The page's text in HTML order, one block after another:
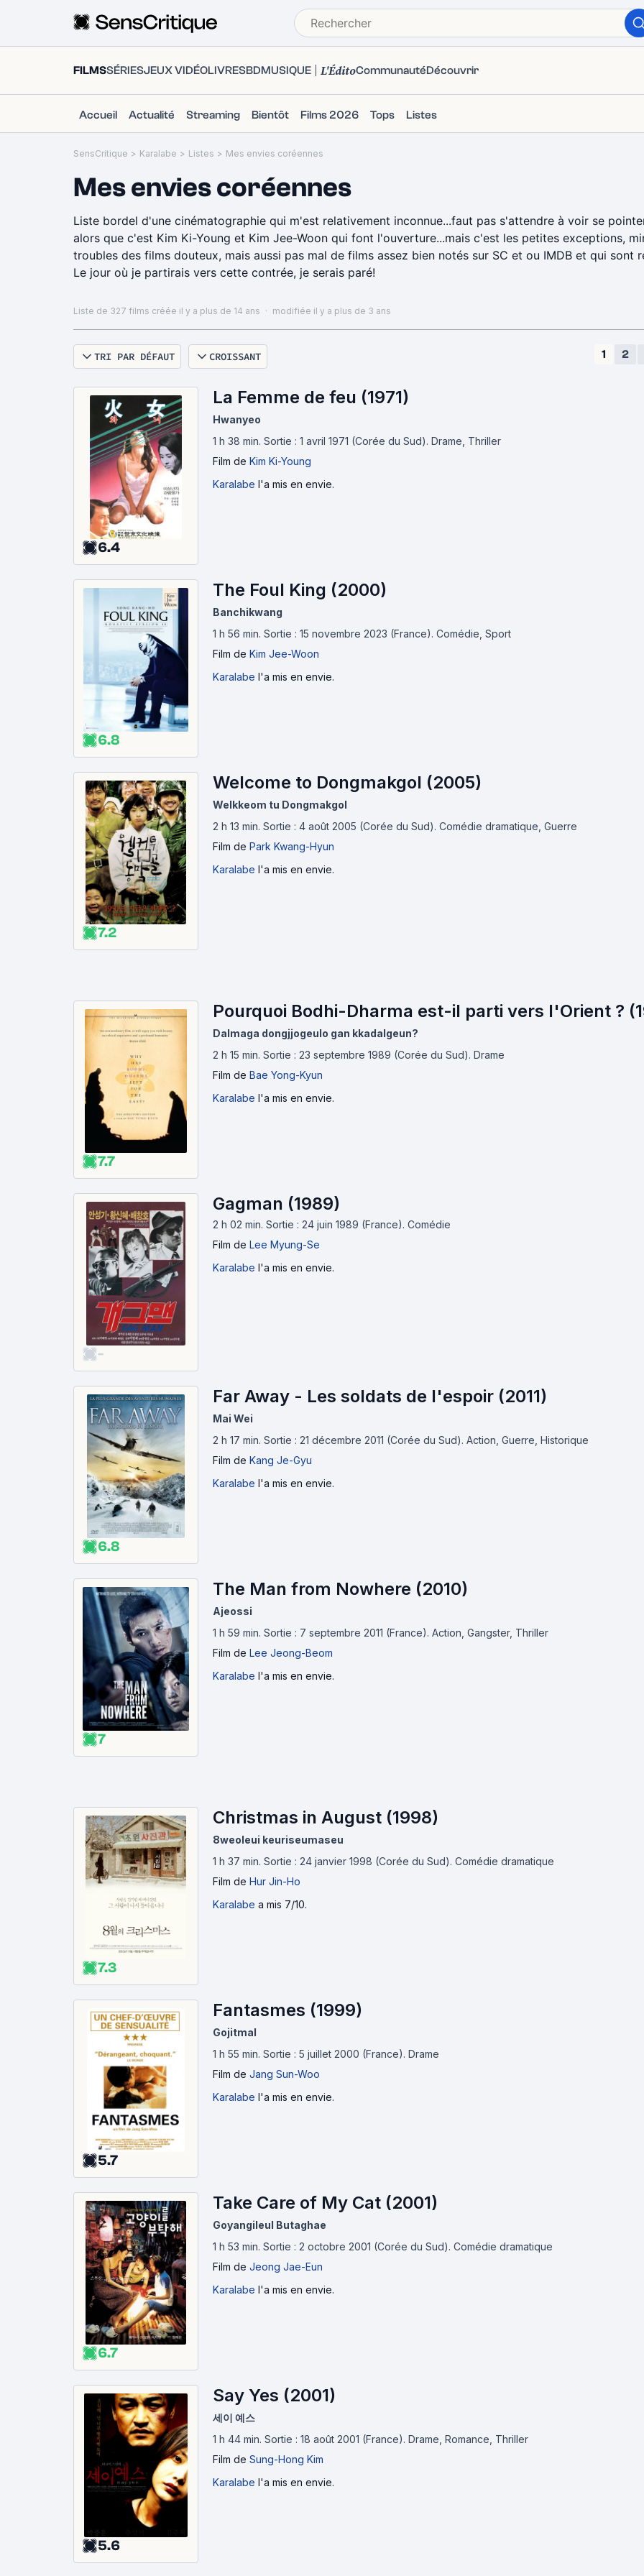
FILMSSÉRIESJEUX VIDÉOLIVRESBDMUSIQUE L'ÉditoCommunautéDécouvrir
Accueil Actualité Streaming Bientôt Films 2026 Tops Listes
SensCritique > Karalabe > Listes > Mes envies coréennes
Mes envies coréennes
Liste bordel d'une cinématographie qui m'est relativement inconnue...faut pas s'attendre à voir se
alors que c'est Kim Ki-Young et Kim Jee-Woon qui font l'ouverture...mais c'est les petites exceptions,
troubles des films douteux, mais aussi pas mal de films assez bien notés sur SC et ou IMDB et qui sont
Le jour où je partirais vers cette contrée, je serais paré!
Liste de 327 films créée il y a plus de 14 ans · modifiée il y a plus de 3 ans
TRI PAR DÉFAUT CROISSANT 1 2
6.4
La Femme de feu (1971)
Hwanyeo
1 h 38 min. Sortie : 1 avril 1971 (Corée du Sud). Drame, Thriller
Film de Kim Ki-Young
Karalabe l'a mis en envie.
6.8
The Foul King (2000)
Banchikwang
1 h 56 min. Sortie : 15 novembre 2023 (France). Comédie, Sport
Film de Kim Jee-Woon
Karalabe l'a mis en envie.
7.2
Welcome to Dongmakgol (2005)
Welkkeom tu Dongmakgol
2 h 13 min. Sortie : 4 août 2005 (Corée du Sud). Comédie dramatique, Guerre
Film de Park Kwang-Hyun
Karalabe l'a mis en envie.
7.7
Pourquoi Bodhi-Dharma est-il parti vers l'Orient ?
Dalmaga dongjjogeulo gan kkadalgeun?
2 h 15 min. Sortie : 23 septembre 1989 (Corée du Sud). Drame
Film de Bae Yong-Kyun
Karalabe l'a mis en envie.
-
Gagman (1989)
2 h 02 min. Sortie : 24 juin 1989 (France). Comédie
Film de Lee Myung-Se
Karalabe l'a mis en envie.
6.8
Far Away - Les soldats de l'espoir (2011)
Mai Wei
2 h 17 min. Sortie : 21 décembre 2011 (Corée du Sud). Action, Guerre, Historique
Film de Kang Je-Gyu
Karalabe l'a mis en envie.
7
The Man from Nowhere (2010)
Ajeossi
1 h 59 min. Sortie : 7 septembre 2011 (France). Action, Gangster, Thriller
Film de Lee Jeong-Beom
Karalabe l'a mis en envie.
7.3
Christmas in August (1998)
8weoleui keuriseumaseu
1 h 37 min. Sortie : 24 janvier 1998 (Corée du Sud). Comédie dramatique
Film de Hur Jin-Ho
Karalabe a mis 7/10.
5.7
Fantasmes (1999)
Gojitmal
1 h 55 min. Sortie : 5 juillet 2000 (France). Drame
Film de Jang Sun-Woo
Karalabe l'a mis en envie.
6.7
Take Care of My Cat (2001)
Goyangileul Butaghae
1 h 53 min. Sortie : 2 octobre 2001 (Corée du Sud). Comédie dramatique
Film de Jeong Jae-Eun
Karalabe l'a mis en envie.
5.6
Say Yes (2001)
세이 예스
1 h 44 min. Sortie : 18 août 2001 (France). Drame, Romance, Thriller
Film de Sung-Hong Kim
Karalabe l'a mis en envie.